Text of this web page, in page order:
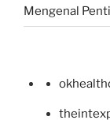
Mengenal